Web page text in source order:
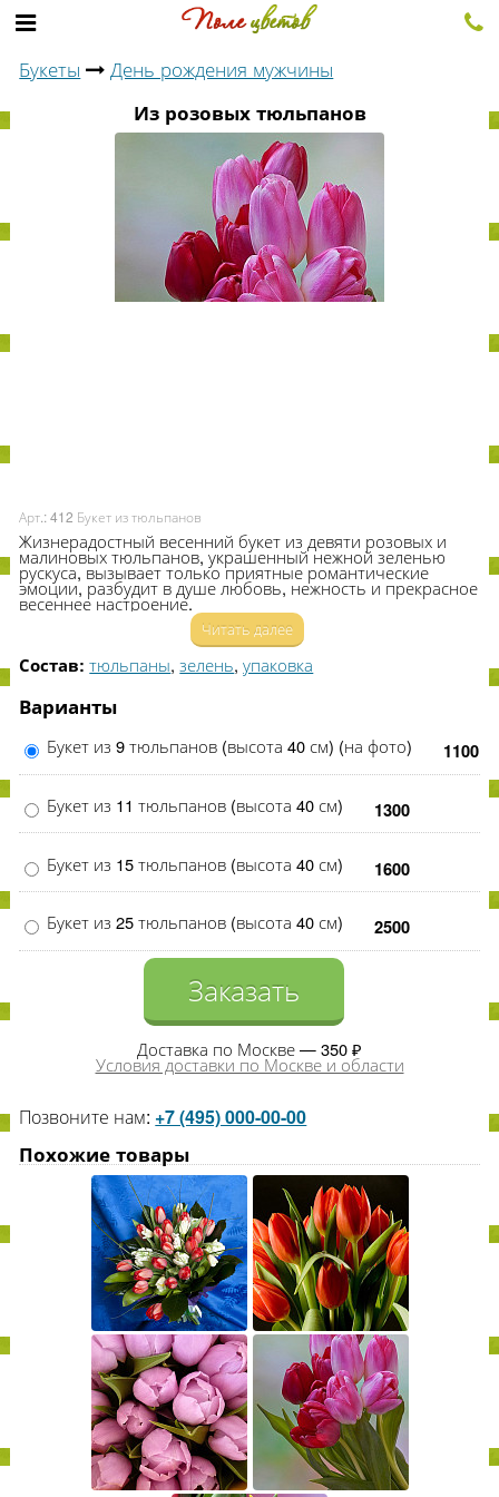
Букеты День рождения мужчины
Из розовых тюльпанов
Арт.: 412 Букет из тюльпанов
Жизнерадостный весенний букет из девяти розовых и
малиновых тюльпанов, украшенный нежной зеленью
рускуса, вызывает только приятные романтические
эмоции, разбудит в душе любовь, нежность и прекрасное
весеннее настроение.
Читать далее
Состав: тюльпаны,зелень,упаковка
Варианты
Букет из 9 тюльпанов (высота 40 см) (на фото) 1100
Букет из 11 тюльпанов (высота 40 см) 1300
Букет из 15 тюльпанов (высота 40 см) 1600
Букет из 25 тюльпанов (высота 40 см) 2500
Заказать
Доставка по Москве — 350 ₽
Условия доставки по Москве и области
Позвоните нам: +7 (495) 000-00-00
Похожие товары